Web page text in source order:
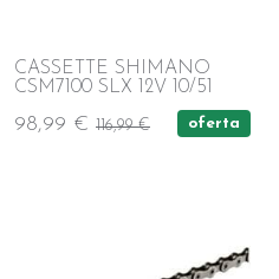
CASSETTE SHIMANO
CSM7100 SLX 12V 10/51
98,99 € 116,99 € oferta